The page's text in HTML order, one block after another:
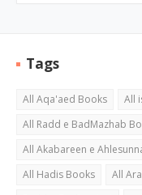
Tags
All Aqa'aed Books
All
All Radd e BadMazhab
All Akabareen e
All Hadis Books
All